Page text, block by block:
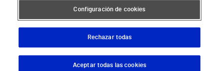
Conoce a Supervita
Aviso Legal Política de cookies Política de privacidad Mapa web Protección de datos
Descargar App
Configuración de cookies
Rechazar todas
Aceptar todas las cookies